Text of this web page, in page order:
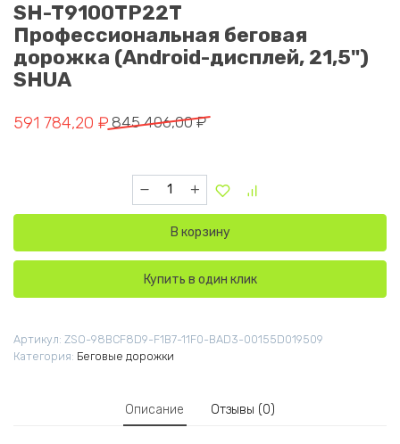
SH-T9100TP22T
Профессиональная беговая
дорожка (Android-дисплей, 21,5")
SHUA
845 406,00₽
Первоначальная цена составляла 845 406,00 ₽.
591 784,20 ₽
Текущая цена: 591 784,20 ₽.
Количество товара SH-T9100TP22T
В корзину
Купить в один клик
Артикул: ZSO-98BCF8D9-F1B7-11F0-BAD3-00155D019509
Категория: Беговые дорожки
Описание Отзывы (0)